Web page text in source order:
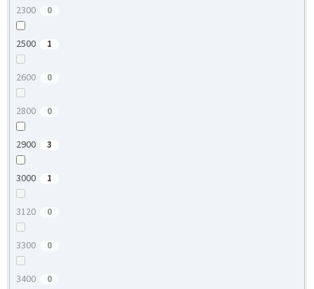
2300 0
2500 1
2600 0
2800 0
2900 3
3000 1
3120 0
3300 0
3400 0